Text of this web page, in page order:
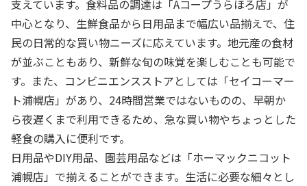
支えています。食料品の調達は「Aコープうらほろ店」が
中心となり、生鮮食品から日用品まで幅広い品揃えで、住
民の日常的な買い物ニーズに応えています。地元産の食材
が並ぶこともあり、新鮮な旬の味覚を楽しむことも可能で
す。また、コンビニエンスストアとしては「セイコーマー
ト浦幌店」があり、24時間営業ではないものの、早朝か
ら夜遅くまで利用できるため、急な買い物やちょっとした
軽食の購入に便利です。
日用品やDIY用品、園芸用品などは「ホーマックニコット
浦幌店」で揃えることができます。生活に必要な細々とし